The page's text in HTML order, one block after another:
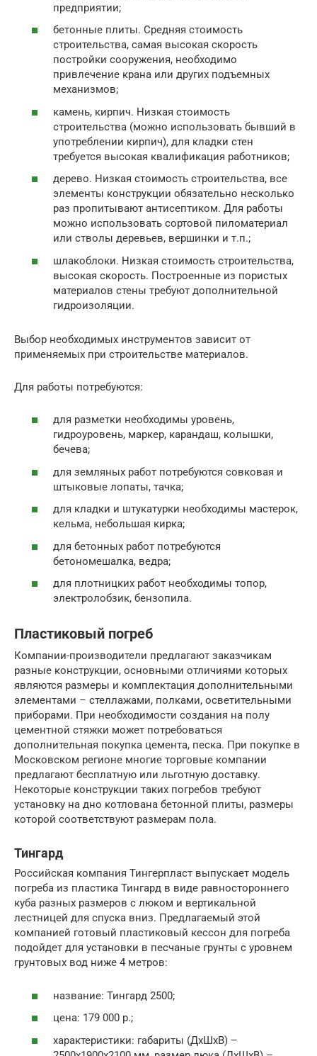
предприятии;
бетонные плиты. Средняя стоимость
строительства, самая высокая скорость
постройки сооружения, необходимо
привлечение крана или других подъемных
механизмов;
камень, кирпич. Низкая стоимость
строительства (можно использовать бывший в
употреблении кирпич), для кладки стен
требуется высокая квалификация работников;
дерево. Низкая стоимость строительства, все
элементы конструкции обязательно несколько
раз пропитывают антисептиком. Для работы
можно использовать сортовой пиломатериал
или стволы деревьев, вершинки и т.п.;
шлакоблоки. Низкая стоимость строительства,
высокая скорость. Построенные из пористых
материалов стены требуют дополнительной
гидроизоляции.
Выбор необходимых инструментов зависит от
применяемых при строительстве материалов.
Для работы потребуются:
для разметки необходимы уровень,
гидроуровень, маркер, карандаш, колышки,
бечева;
для земляных работ потребуются совковая и
штыковые лопаты, тачка;
для кладки и штукатурки необходимы мастерок,
кельма, небольшая кирка;
для бетонных работ потребуются
бетономешалка, ведра;
для плотницких работ необходимы топор,
электролобзик, бензопила.
Пластиковый погреб
Компании-производители предлагают заказчикам
разные конструкции, основными отличиями которых
являются размеры и комплектация дополнительными
элементами – стеллажами, полками, осветительными
приборами. При необходимости создания на полу
цементной стяжки может потребоваться
дополнительная покупка цемента, песка. При покупке в
Московском регионе многие торговые компании
предлагают бесплатную или льготную доставку.
Некоторые конструкции таких погребов требуют
установку на дно котлована бетонной плиты, размеры
которой соответствуют размерам пола.
Тингард
Российская компания Тингерпласт выпускает модель
погреба из пластика Тингард в виде равностороннего
куба разных размеров с люком и вертикальной
лестницей для спуска вниз. Предлагаемый этой
компанией готовый пластиковый кессон для погреба
подойдет для установки в песчаные грунты с уровнем
грунтовых вод ниже 4 метров:
название: Тингард 2500;
цена: 179 000 р.;
характеристики: габариты (ДхШхВ) –